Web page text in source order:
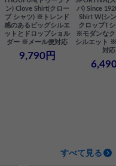
ン) Clove Shirt(クロー
ブ シャツ) ※トレンド
感のあるビッグシルエ
ットとドロップショル
ダー ※メール便対応
9,790円
バ) Since
Shirt W(シ
クロップT
※モダンなク
シルエット
対応
すべて見る